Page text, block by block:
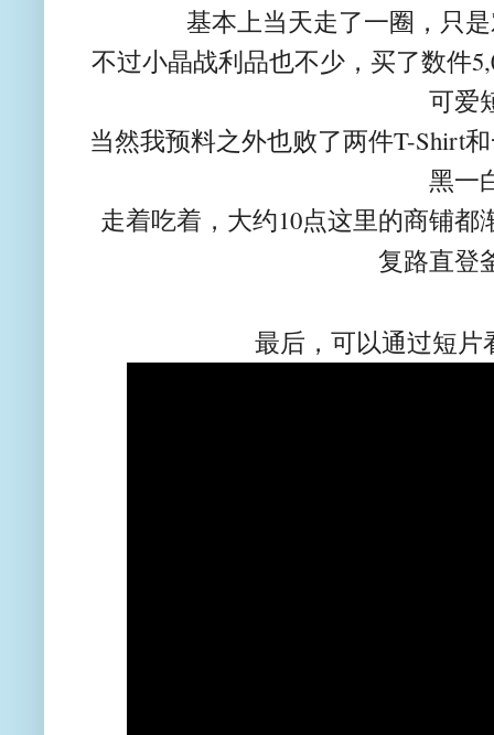
基本上当天走了一圈，只
不过小晶战利品也不少，买了数件
可爱
当然我预料之外也败了两件T-Shirt
黑一
走着吃着，大约10点这里的商铺
复路直登
最后，可以通过短片